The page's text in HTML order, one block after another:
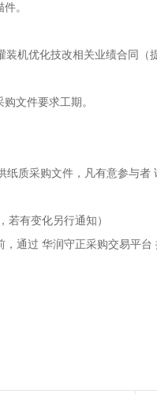
。
装机优化技改相关业绩合同
文件要求工期。
纸质采购文件，凡有意参与者
若有变化另行通知）
，通过 华润守正采购交易平台